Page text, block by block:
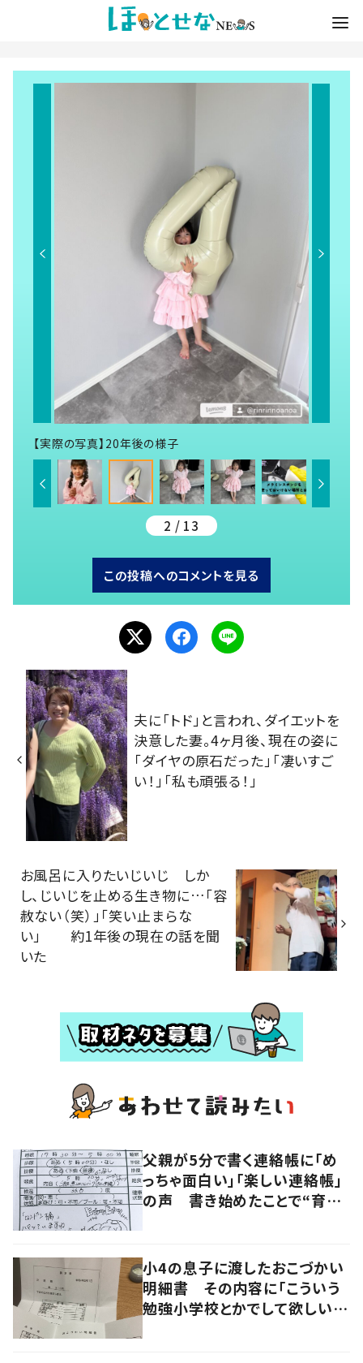
【実際の写真】20年後の様子
2 / 13
この投稿へのコメントを見る
夫に「トド」と言われ、ダイエットを
決意した妻。4ヶ月後、現在の姿に
「ダイヤの原石だった」「凄いすご
い！」「私も頑張る！」
お風呂に入りたいじいじ しか
し、じいじを止める生き物に…「容
赦ない（笑）」「笑い止まらな
い」 約1年後の現在の話を聞
いた
父親が5分で書く連絡帳に「め
っちゃ面白い」「楽しい連絡帳」
の声 書き始めたことで“育児
小4の息子に渡したおこづかい
明細書 その内容に「こういう
勉強小学校とかでして欲しい」